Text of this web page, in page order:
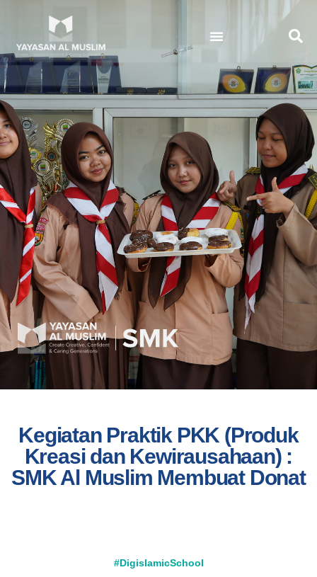
Kegiatan Praktik PKK (Produk
Kreasi dan Kewirausahaan) :
SMK Al Muslim Membuat Donat
#DigislamicSchool